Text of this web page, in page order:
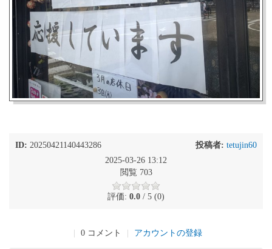
ID: 20250421140443286 投稿者: tetujin60
2025-03-26 13:12
閲覧 703
評価: 0.0 / 5 (0)
0 コメント アカウントの登録